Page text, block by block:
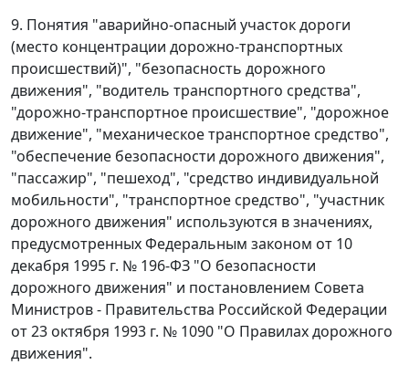
9. Понятия "аварийно-опасный участок дороги
(место концентрации дорожно-транспортных
происшествий)", "безопасность дорожного
движения", "водитель транспортного средства",
"дорожно-транспортное происшествие", "дорожное
движение", "механическое транспортное средство",
"обеспечение безопасности дорожного движения",
"пассажир", "пешеход", "средство индивидуальной
мобильности", "транспортное средство", "участник
дорожного движения" используются в значениях,
предусмотренных Федеральным законом от 10
декабря 1995 г. № 196-ФЗ "О безопасности
дорожного движения" и постановлением Совета
Министров - Правительства Российской Федерации
от 23 октября 1993 г. № 1090 "О Правилах дорожного
движения".